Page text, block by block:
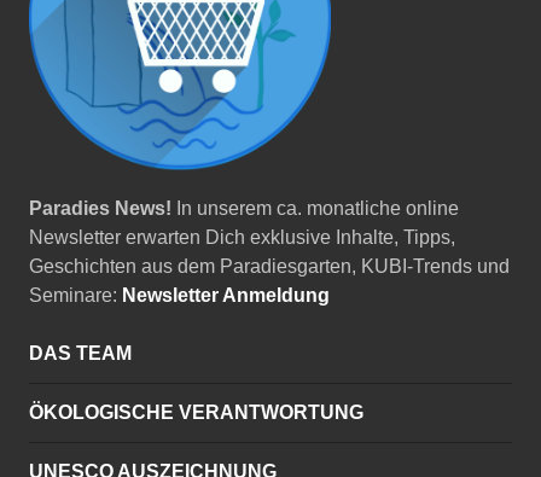
Paradies News! In unserem ca. monatliche online
Newsletter erwarten Dich exklusive Inhalte, Tipps,
Geschichten aus dem Paradiesgarten, KUBI-Trends und
Seminare: Newsletter Anmeldung
DAS TEAM
ÖKOLOGISCHE VERANTWORTUNG
UNESCO AUSZEICHNUNG